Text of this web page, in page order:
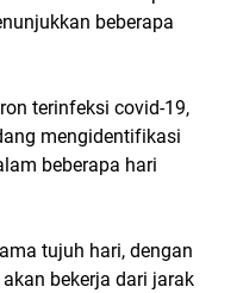
beberapa
terinfeksi covid-19,
mengidentifikasi
beberapa hari
tujuh hari, dengan
bekerja dari jarak